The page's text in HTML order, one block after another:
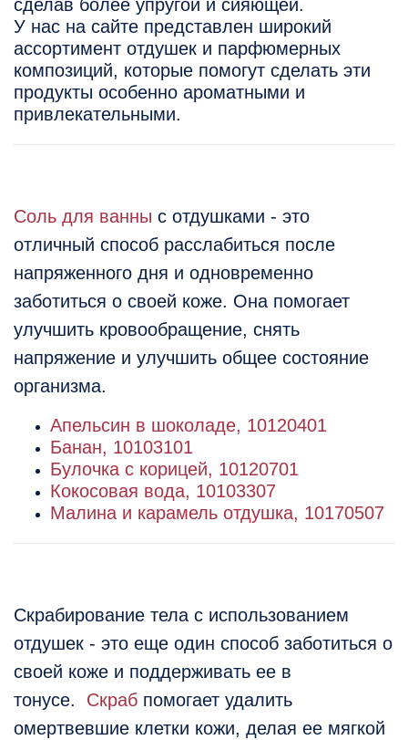
сделав более упругой и сияющей.
У нас на сайте представлен широкий
ассортимент отдушек и парфюмерных
композиций, которые помогут сделать эти
продукты особенно ароматными и
привлекательными.
Соль для ванны с отдушками - это
отличный способ расслабиться после
напряженного дня и одновременно
заботиться о своей коже. Она помогает
улучшить кровообращение, снять
напряжение и улучшить общее состояние
организма.
Апельсин в шоколаде, 10120401
Банан, 10103101
Булочка с корицей, 10120701
Кокосовая вода, 10103307
Малина и карамель отдушка, 10170507
Скрабирование тела с использованием
отдушек - это еще один способ заботиться о
своей коже и поддерживать ее в
тонусе. Скраб помогает удалить
омертвевшие клетки кожи, делая ее мягкой